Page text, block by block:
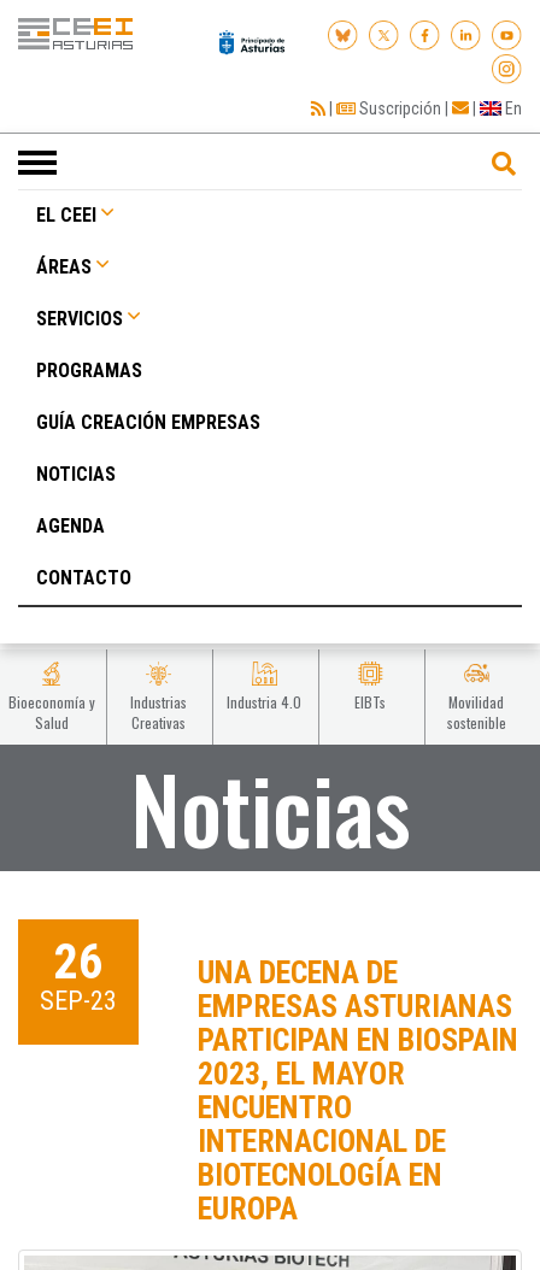
| Suscripción | | En
Toggle
navigation
EL CEEI
ÁREAS
SERVICIOS
PROGRAMAS
GUÍA CREACIÓN EMPRESAS
NOTICIAS
AGENDA
CONTACTO
Bioeconomía y
Salud
Industrias
Creativas
Industria 4.0 EIBTs
Movilidad
sostenible
Noticias
26
SEP-23
UNA DECENA DE
EMPRESAS ASTURIANAS
PARTICIPAN EN BIOSPAIN
2023, EL MAYOR
ENCUENTRO
INTERNACIONAL DE
BIOTECNOLOGÍA EN
EUROPA